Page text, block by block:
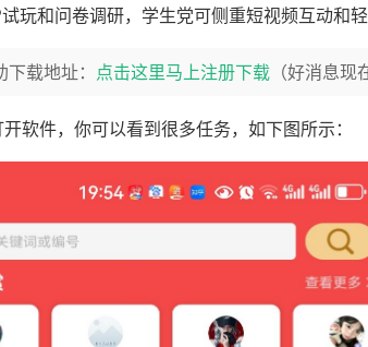
玩和问卷调研，学生党可侧重短视频互动和
载地址： 点击这里马上注册下载 （好消息现
软件，你可以看到很多任务，如下图所示：